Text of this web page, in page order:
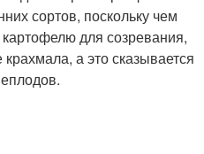
сортов, поскольку чем
для созревания,
а это сказывается